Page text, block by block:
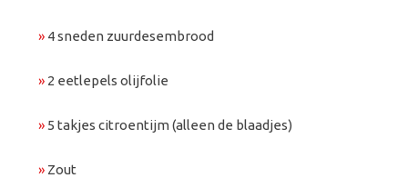
» 4 sneden zuurdesembrood
» 2 eetlepels olijfolie
» 5 takjes citroentijm (alleen de blaadjes)
» Zout